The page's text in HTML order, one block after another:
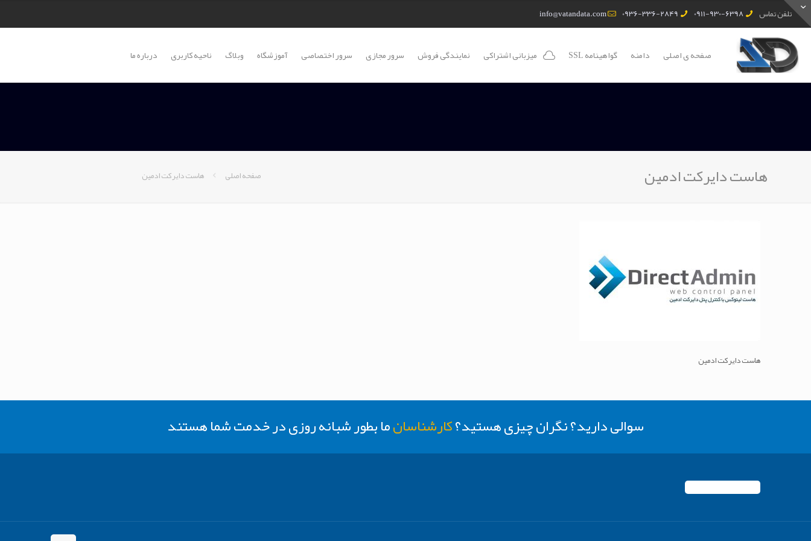
تلفن تماس 0911-930-6398
0936-336-2849
info@vatandata.com
صفحه ی اصلی دامنه گواهینامه SSL میزبانی اشتراکی نمایندگی فروش سرور مجازی سرور اختصاصی آموزشگاه وبلاگ ناحیه کاربری درباره ما
هاست دایرکت ادمین صفحه اصلی هاست دایرکت ادمین
هاست دایرکت ادمین
سوالی دارید؟ نگران چیزی هستید؟کارشناسانما بطور شبانه روزی در خدمت شما هستند